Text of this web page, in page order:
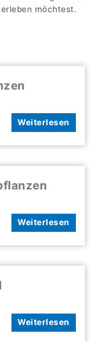
möchtest.
Weiterlesen
Weiterlesen
Weiterlesen